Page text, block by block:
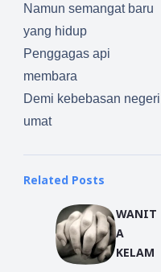
Namun semangat baru
yang hidup
Penggagas api
membara
Demi kebebasan negeri
umat
Related Posts
WANIT
A
KELAM